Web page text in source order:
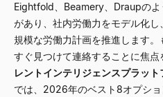
Eightfold、Beamery、Draupのよ
があり、社内労働力をモデル化
規模な労働力計画を推進します
すぐ見つけて連絡することに焦
レントインテリジェンスプラット
では、2026年のベスト8オプシ